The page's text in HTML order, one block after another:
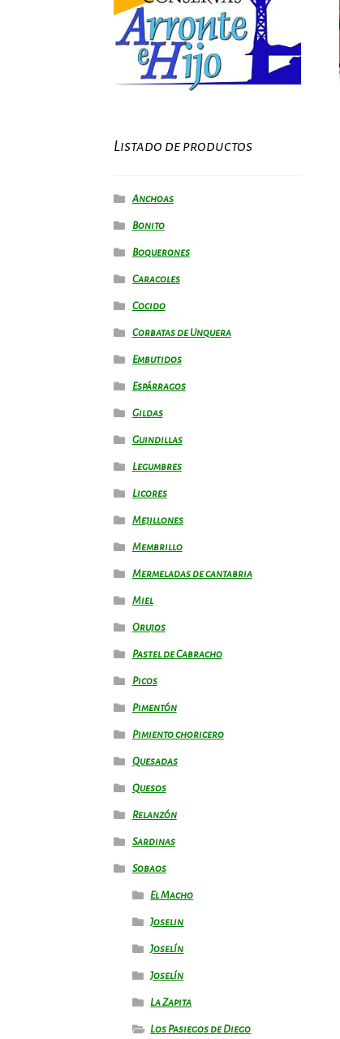
Listado de productos
Anchoas
Bonito
Boquerones
Caracoles
Cocido
Corbatas de Unquera
Embutidos
Espárragos
Gildas
Guindillas
Legumbres
Licores
Mejillones
Membrillo
Mermeladas de cantabria
Miel
Orujos
Pastel de Cabracho
Picos
Pimentón
Pimiento choricero
Quesadas
Quesos
Relanzón
Sardinas
Sobaos
El Macho
Joselin
Joselín
Joselín
La Zapita
Los Pasiegos de Diego